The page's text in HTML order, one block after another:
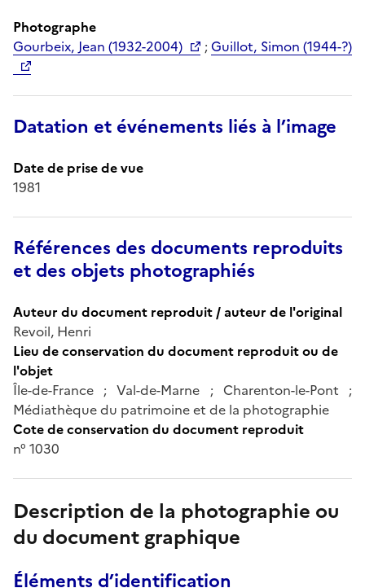
Photographe
Gourbeix, Jean (1932-2004)
;Guillot, Simon (1944-?)
Datation et événements liés à l’image
Date de prise de vue
1981
Références des documents reproduits
et des objets photographiés
Auteur du document reproduit / auteur de l'original
Revoil, Henri
Lieu de conservation du document reproduit ou de
l'objet
Île-de-France ; Val-de-Marne ; Charenton-le-Pont ;
Médiathèque du patrimoine et de la photographie
Cote de conservation du document reproduit
n° 1030
Description de la photographie ou
du document graphique
Éléments d’identification